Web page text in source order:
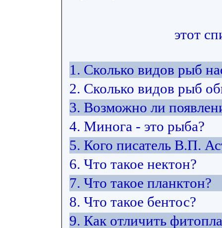
этот
1. Сколько видов рыб
2. Сколько видов рыб
3. Возможно ли
4. Минога - это рыба?
5. Кого писатель В.П.
6. Что такое нектон?
7. Что такое планктон?
8. Что такое бентос?
9. Как отличить